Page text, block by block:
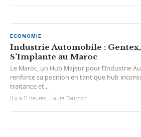
ECONOMIE
Industrie Automobile :
S’Implante au Maroc
Le Maroc, un Hub Majeur pour l’Industrie
renforce sa position en tant que hub
traitance et...
Il y a 11 heures · Laura Tournon